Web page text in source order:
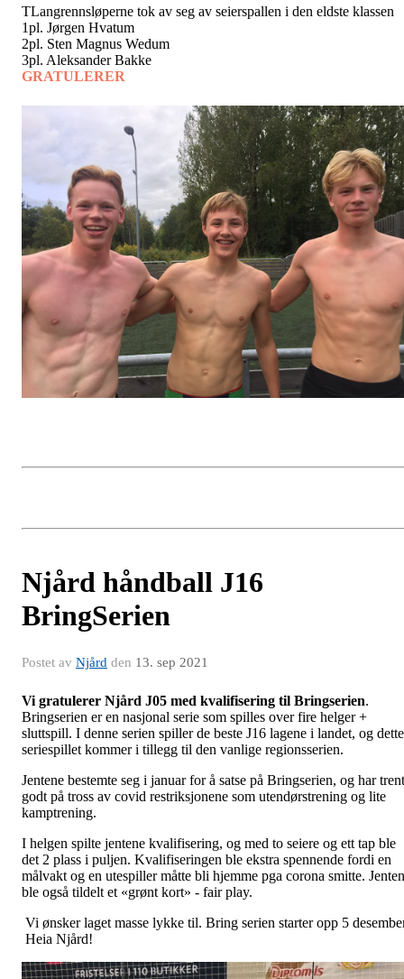
TLangrennsløperne tok av seg av seierspallen i den eldste klassen
1pl. Jørgen Hvatum
2pl. Sten Magnus Wedum
3pl. Aleksander Bakke
GRATULERER
Njård håndball J16
BringSerien
Postet av Njård den 13. sep 2021
Vi gratulerer Njård J05 med kvalifisering til Bringserien.
Bringserien er en nasjonal serie som spilles over fire helger +
sluttspill. I denne serien spiller de beste J16 lagene i landet, og dette
seriespillet kommer i tillegg til den vanlige regionsserien.
Jentene bestemte seg i januar for å satse på Bringserien, og har trent
godt på tross av covid restriksjonene som utendørstrening og lite
kamptrening.
I helgen spilte jentene kvalifisering, og med to seiere og ett tap ble
det 2 plass i puljen. Kvalifiseringen ble ekstra spennende fordi en
målvakt og en utespiller måtte bli hjemme pga corona smitte.
ble også tildelt et «grønt kort» - fair play.
Vi ønsker laget masse lykke til. Bring serien starter opp 5
Heia Njård!